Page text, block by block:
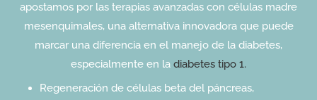
apostamos por las terapias avanzadas con células madre
mesenquimales, una alternativa innovadora que puede
marcar una diferencia en el manejo de la diabetes,
especialmente en la diabetes tipo 1.
Regeneración de células beta del páncreas,